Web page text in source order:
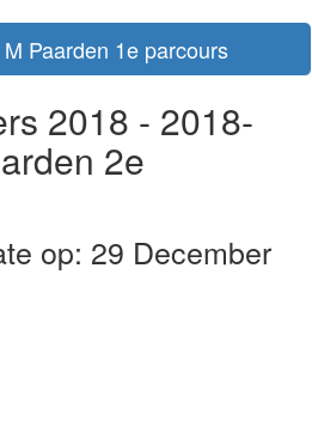
Paarden 1e parcours
2018 - 2018-
2e
op: 29 December